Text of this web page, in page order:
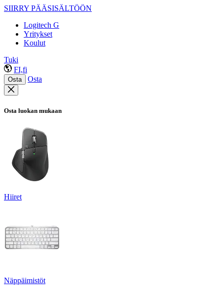
SIIRRY PÄÄSISÄLTÖÖN
Logitech G
Yritykset
Koulut
Tuki
FI,fi
Osta Osta
Osta luokan mukaan
Hiiret
Näppäimistöt